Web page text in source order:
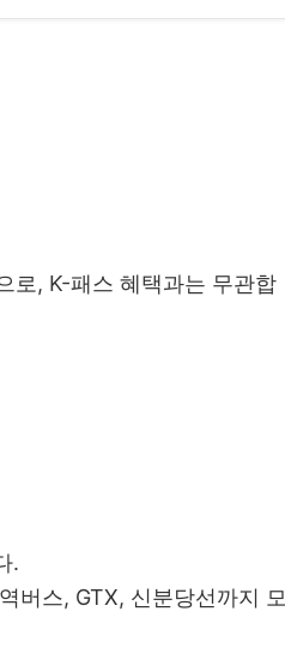
로, K-패스 혜택과는 무관합
.
버스, GTX, 신분당선까지 모